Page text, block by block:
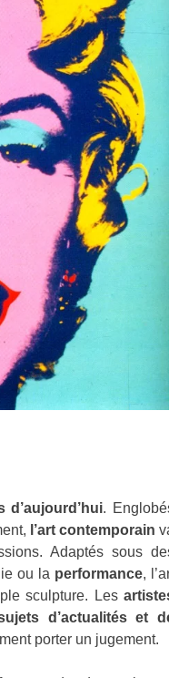
.
l’art contemporain
Adaptés sous
ou la performance,
sculpture. Les
d’actualités et
porter un jugement.